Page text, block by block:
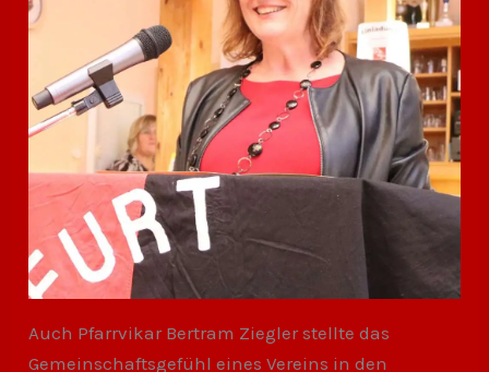
Auch Pfarrvikar Bertram Ziegler stellte das
Gemeinschaftsgefühl eines Vereins in den